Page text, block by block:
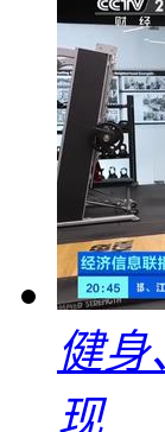
健
现